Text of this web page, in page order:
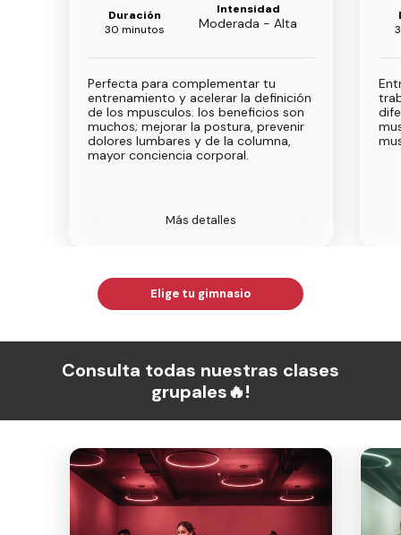
Duración
30 minutos
Intensidad
Moderada - Alta
Perfecta para complementar tu
entrenamiento y acelerar la definición
de los mpusculos. los beneficios son
muchos; mejorar la postura, prevenir
dolores lumbares y de la columna,
mayor conciencia corporal.
Más detalles
Elige tu gimnasio
Consulta todas nuestras clases
grupales🔥!